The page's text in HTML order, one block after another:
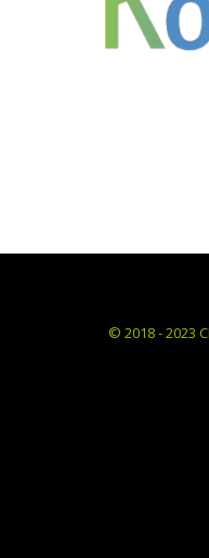
© 2018 - 2023